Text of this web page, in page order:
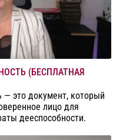
(БЕСПЛАТНАЯ
— это документ, который
лицо для
дееспособности.